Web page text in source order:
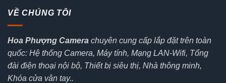
VỀ CHÚNG TÔI
Hoa Phượng Camera chuyên cung cấp lắp đặt trên toàn
quốc: Hệ thống Camera, Máy tính, Mạng LAN-Wifi, Tổng
đài điện thoại nội bộ, Thiết bị siêu thị, Nhà thông minh,
Khóa cửa vân tay..